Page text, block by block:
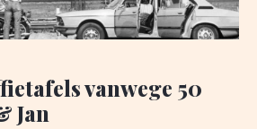
vanwege 50
Jan